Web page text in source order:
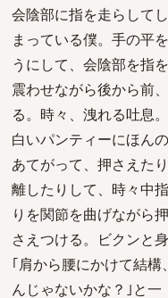
会陰部に指を走らしてし
まっている僕。手の平
うにして、会陰部を指を
震わせながら後から前
る。時々、洩れる吐息。
白いパンティーにほん
あてがって、押さえたり
離したりして、時々中
りを関節を曲げながら押
さえつける。ビクンと
｢肩から腰にかけて結
んじゃないかな？｣と一